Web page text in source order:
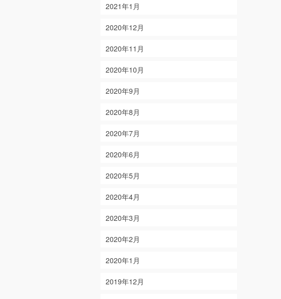
2021年1月
2020年12月
2020年11月
2020年10月
2020年9月
2020年8月
2020年7月
2020年6月
2020年5月
2020年4月
2020年3月
2020年2月
2020年1月
2019年12月